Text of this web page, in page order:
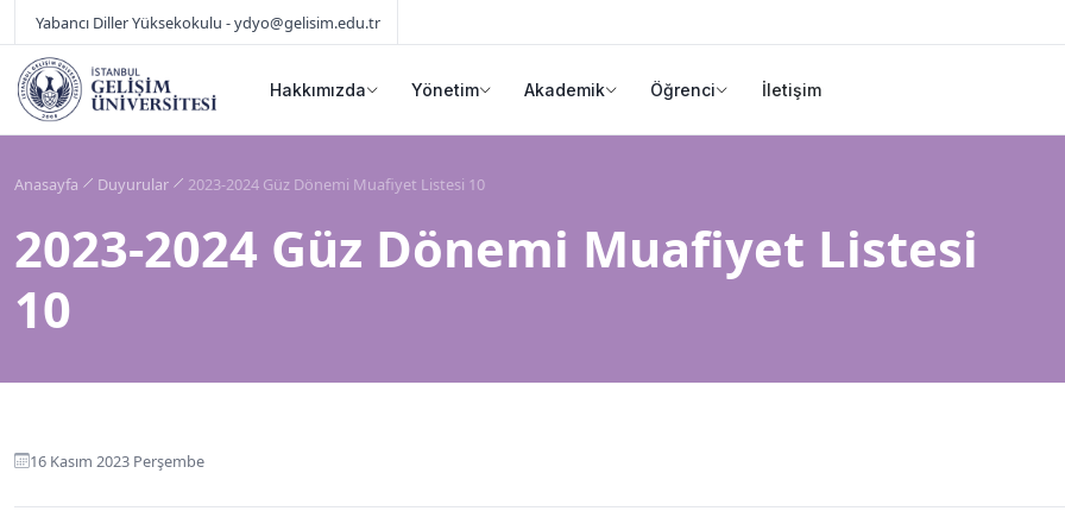
Yabancı Diller Yüksekokulu - ydyo@gelisim.edu.tr
Hakkımızda Yönetim Akademik Öğrenci İletişim
Anasayfa Duyurular 2023-2024 Güz Dönemi Muafiyet Listesi 10
2023-2024 Güz Dönemi Muafiyet Listesi
10
16 Kasım 2023 Perşembe